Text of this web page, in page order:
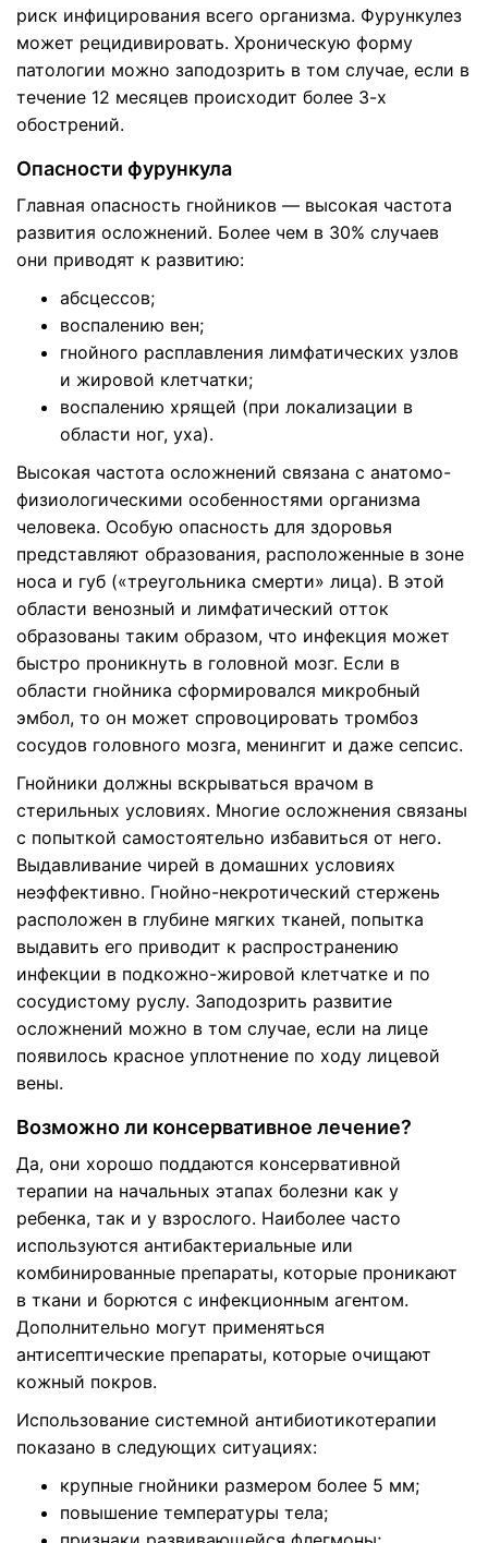
риск инфицирования всего организма. Фурункулез
может рецидивировать. Хроническую форму
патологии можно заподозрить в том случае, если в
течение 12 месяцев происходит более 3-х
обострений.
Опасности фурункула
Главная опасность гнойников — высокая частота
развития осложнений. Более чем в 30% случаев
они приводят к развитию:
абсцессов;
воспалению вен;
гнойного расплавления лимфатических узлов
и жировой клетчатки;
воспалению хрящей (при локализации в
области ног, уха).
Высокая частота осложнений связана с анатомо-
физиологическими особенностями организма
человека. Особую опасность для здоровья
представляют образования, расположенные в зоне
носа и губ («треугольника смерти» лица). В этой
области венозный и лимфатический отток
образованы таким образом, что инфекция может
быстро проникнуть в головной мозг. Если в
области гнойника сформировался микробный
эмбол, то он может спровоцировать тромбоз
сосудов головного мозга, менингит и даже сепсис.
Гнойники должны вскрываться врачом в
стерильных условиях. Многие осложнения связаны
с попыткой самостоятельно избавиться от него.
Выдавливание чирей в домашних условиях
неэффективно. Гнойно-некротический стержень
расположен в глубине мягких тканей, попытка
выдавить его приводит к распространению
инфекции в подкожно-жировой клетчатке и по
сосудистому руслу. Заподозрить развитие
осложнений можно в том случае, если на лице
появилось красное уплотнение по ходу лицевой
вены.
Возможно ли консервативное лечение?
Да, они хорошо поддаются консервативной
терапии на начальных этапах болезни как у
ребенка, так и у взрослого. Наиболее часто
используются антибактериальные или
комбинированные препараты, которые проникают
в ткани и борются с инфекционным агентом.
Дополнительно могут применяться
антисептические препараты, которые очищают
кожный покров.
Использование системной антибиотикотерапии
показано в следующих ситуациях:
крупные гнойники размером более 5 мм;
повышение температуры тела;